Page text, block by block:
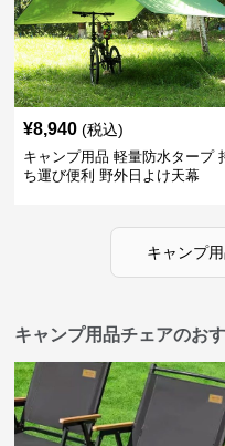
¥8,940 (税込)
キャンプ用品 軽量防水タープ
ち運び便利 野外日よけ天幕
キャンプ
キャンプ用品チェアのお